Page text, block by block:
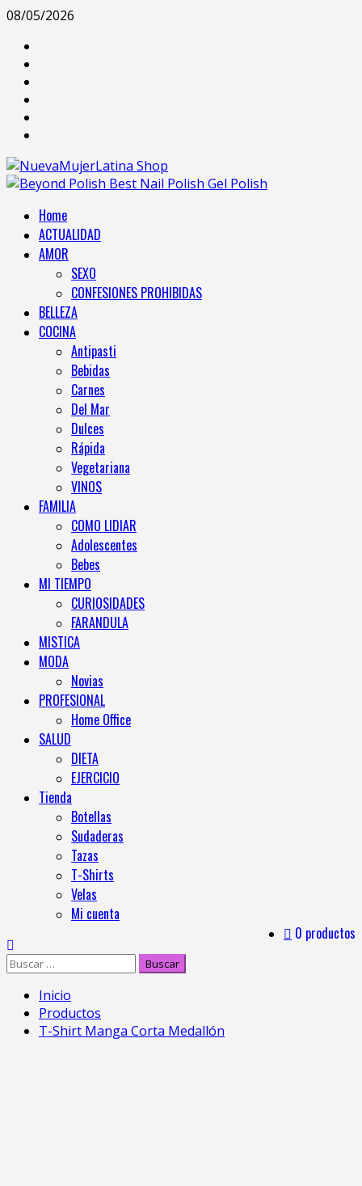
08/05/2026
Home
ACTUALIDAD
AMOR
SEXO
CONFESIONES PROHIBIDAS
BELLEZA
COCINA
Antipasti
Bebidas
Carnes
Del Mar
Dulces
Rápida
Vegetariana
VINOS
FAMILIA
COMO LIDIAR
Adolescentes
Bebes
MI TIEMPO
CURIOSIDADES
FARANDULA
MISTICA
MODA
Novias
PROFESIONAL
Home Office
SALUD
DIETA
EJERCICIO
Tienda
Botellas
Sudaderas
Tazas
T-Shirts
Velas
Mi cuenta
0 productos
Inicio
Productos
T-Shirt Manga Corta Medallón